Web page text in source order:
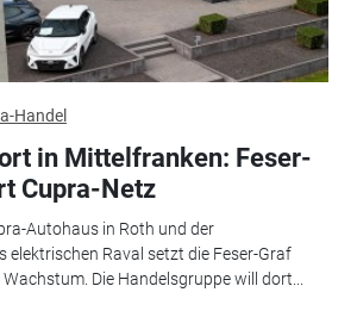
Handel
in Mittelfranken: Feser-
Cupra-Netz
Autohaus in Roth und der
elektrischen Raval setzt die Feser-Graf
Die Handelsgruppe will dort...